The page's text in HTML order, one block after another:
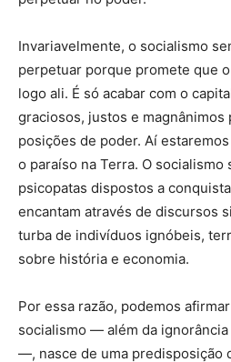
Invariavelmente, o socialismo
perpetuar porque promete que
logo ali. É só acabar com o
graciosos, justos e
posições de poder. Aí
o paraíso na Terra. O
psicopatas dispostos a
encantam através de discursos
turba de indivíduos ignóbeis,
sobre história e economia.
Por essa razão, podemos
socialismo — além da
—, nasce de uma predisposição